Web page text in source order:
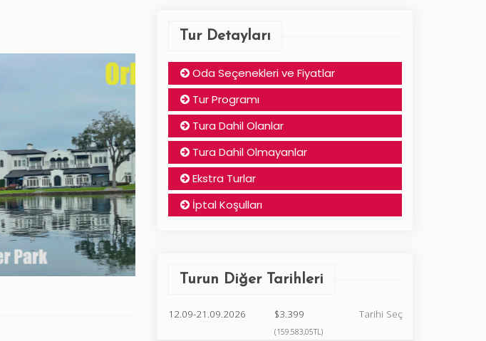
Tur Detayları
Oda Seçenekleri ve Fiyatlar
Tur Programı
Tura Dahil Olanlar
Tura Dahil Olmayanlar
Ekstra Turlar
İptal Koşulları
Turun Diğer Tarihleri
12.09-21.09.2026 $3.399
(159.583,05TL)
Tarihi Seç